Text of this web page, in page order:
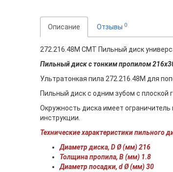
Описание Отзывы 0
272.216.48M CMT Пильный диск
Пильный диск c тонким пропилом
Ультратонкая пила 272.216.48M для
Пильный диск с одним зубом с плоской
Окружность диска имеет
инструкции.
Технические характеристики пильного
Диаметр диска, D Ø (мм) 216
Толщина пропила, B (мм) 1.8
Диаметр посадки, d Ø (мм) 30